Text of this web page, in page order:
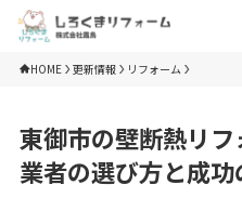
HOME 更新情報 リフォーム
東御市の壁断熱リ
業者の選び方と成功